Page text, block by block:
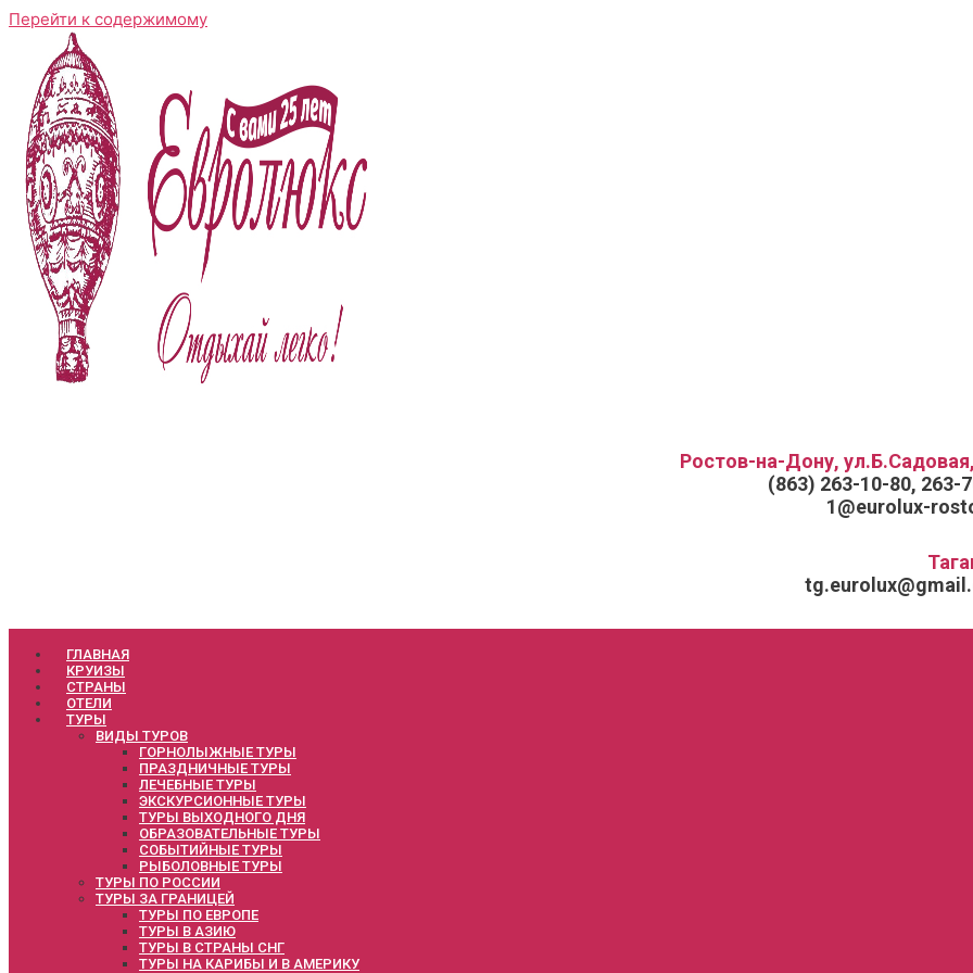
Перейти к содержимому
Ростов-на-Дону,
(863) 263-10-80, 263-
1@eurolux-
ГЛАВНАЯ
КРУИЗЫ
СТРАНЫ
ОТЕЛИ
ТУРЫ
ВИДЫ ТУРОВ
ГОРНОЛЫЖНЫЕ ТУРЫ
ПРАЗДНИЧНЫЕ ТУРЫ
ЛЕЧЕБНЫЕ ТУРЫ
ЭКСКУРСИОННЫЕ ТУРЫ
ТУРЫ ВЫХОДНОГО ДНЯ
ОБРАЗОВАТЕЛЬНЫЕ ТУРЫ
СОБЫТИЙНЫЕ ТУРЫ
РЫБОЛОВНЫЕ ТУРЫ
ТУРЫ ПО РОССИИ
ТУРЫ ЗА ГРАНИЦЕЙ
ТУРЫ ПО ЕВРОПЕ
ТУРЫ В АЗИЮ
ТУРЫ В СТРАНЫ СНГ
ТУРЫ НА КАРИБЫ И В АМЕРИКУ